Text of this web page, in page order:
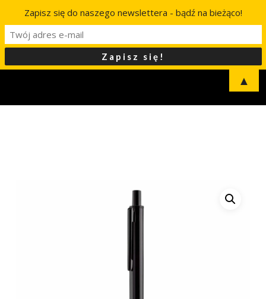
Zapisz się do naszego newslettera - bądź na bieżąco!
▲